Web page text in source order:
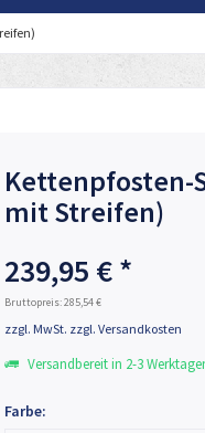
Kettenpfosten-
mit Streifen)
239,95 € *
Bruttopreis: 285,54 €
zzgl. MwSt. zzgl. Versandkosten
Versandbereit in 2-3
Farbe: